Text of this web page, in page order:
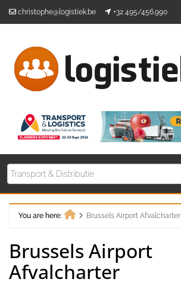
christophe@logistiek.be +32 495/456.990
You are here:
Brussels Airport Afvalcharter
Brussels Airport
Afvalcharter